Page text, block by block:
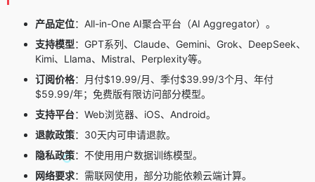
产品定位：All-in-One AI聚合平台（AI Aggregator）。
支持模型：GPT系列、Claude、Gemini、Grok、DeepSeek、
Kimi、Llama、Mistral、Perplexity等。
订阅价格：月付$19.99/月、季付$39.99/3个月、年付
$59.99/年；免费版有限访问部分模型。
支持平台：Web浏览器、iOS、Android。
退款政策：30天内可申请退款。
隐私政策：不使用用户数据训练模型。
网络要求：需联网使用，部分功能依赖云端计算。